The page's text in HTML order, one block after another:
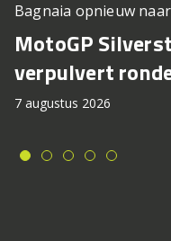
Bagnaia opnieuw naar
MotoGP
verpulvert
7 augustus 2026